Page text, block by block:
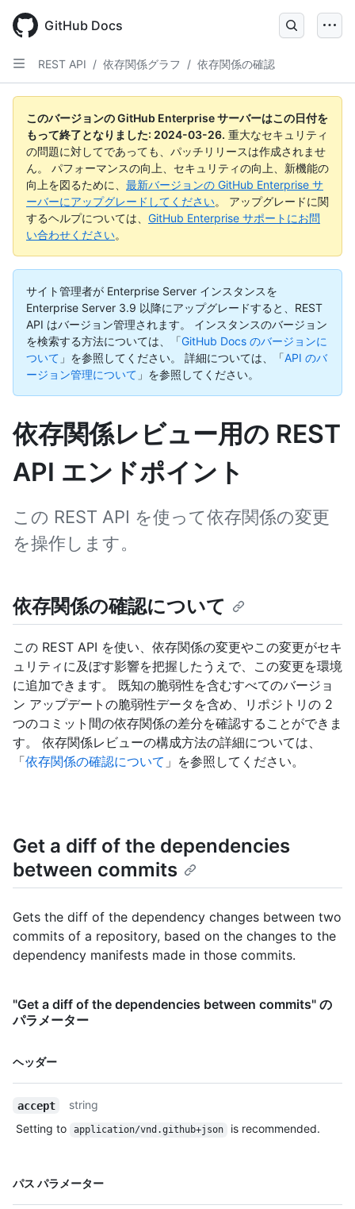
main
content
GitHub Docs
REST API / 依存関係グラフ / 依存関係の確認
このバージョンの GitHub Enterprise サーバーはこの日付を
もって終了となりました: 2024-03-26. 重大なセキュリティ
の問題に対してであっても、パッチリリースは作成されませ
ん。 パフォーマンスの向上、セキュリティの向上、新機能の
向上を図るために、 最新バージョンの GitHub Enterprise サ
ーバーにアップグレードしてください。 アップグレードに関
するヘルプについては、 GitHub Enterprise サポートにお問
い合わせください。
サイト管理者が Enterprise Server インスタンスを
Enterprise Server 3.9 以降にアップグレードすると、REST
API はバージョン管理されます。 インスタンスのバージョン
を検索する方法については、「GitHub Docs のバージョンに
ついて 」を参照してください。 詳細については、「API のバ
ージョン管理について 」を参照してください。
依存関係レビュー用の REST
API エンドポイント
この REST API を使って依存関係の変更
を操作します。
依存関係の確認について
この REST API を使い、依存関係の変更やこの変更がセキ
ュリティに及ぼす影響を把握したうえで、この変更を環境
に追加できます。 既知の脆弱性を含むすべてのバージョ
ン アップデートの脆弱性データを含め、リポジトリの 2
つのコミット間の依存関係の差分を確認することができま
す。 依存関係レビューの構成方法の詳細については、
「依存関係の確認について 」を参照してください。
Get a diff of the dependencies
between commits
Gets the diff of the dependency changes between two
commits of a repository, based on the changes to the
dependency manifests made in those commits.
"Get a diff of the dependencies between commits" の
パラメーター
ヘッダー
名前,
accept
string
Setting to
application/vnd.github+json is recommended.
パス パラメーター
名前,